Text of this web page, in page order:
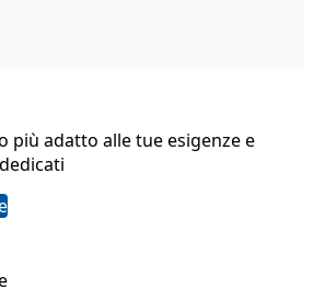
più adatto alle tue esigenze e